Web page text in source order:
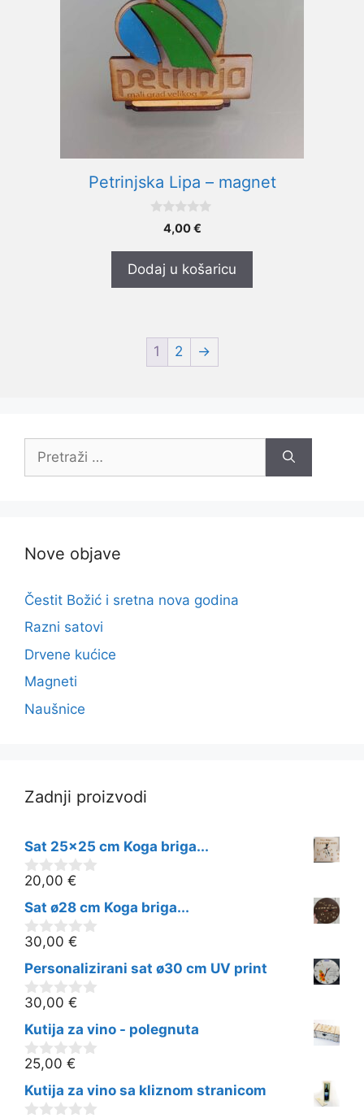
Petrinjska Lipa – magnet
4,00€
Dodaj u košaricu
1 2 →
Nove objave
Čestit Božić i sretna nova godina
Razni satovi
Drvene kućice
Magneti
Naušnice
Zadnji proizvodi
Sat 25x25 cm Koga briga...
0
d
5
20,00 €
Sat ø28 cm Koga briga...
0
d
5
30,00 €
Personalizirani sat ø30 cm UV print
0
d
5
30,00 €
Kutija za vino - polegnuta
0
d
5
25,00 €
Kutija za vino sa kliznom stranicom